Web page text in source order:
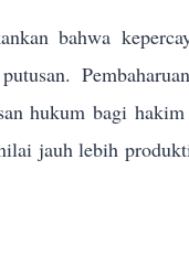
bahwa
hukum bagi
jauh lebih